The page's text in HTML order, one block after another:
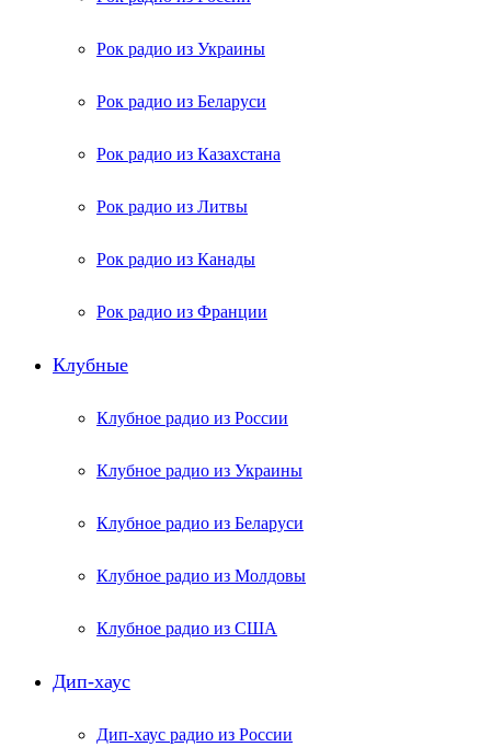
Рок радио из Украины
Рок радио из Беларуси
Рок радио из Казахстана
Рок радио из Литвы
Рок радио из Канады
Рок радио из Франции
Клубные
Клубное радио из России
Клубное радио из Украины
Клубное радио из Беларуси
Клубное радио из Молдовы
Клубное радио из США
Дип-хаус
Дип-хаус радио из России